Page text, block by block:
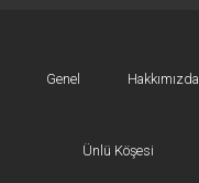
Genel Hakkımızda
Ünlü Köşesi